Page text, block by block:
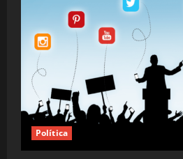
Política